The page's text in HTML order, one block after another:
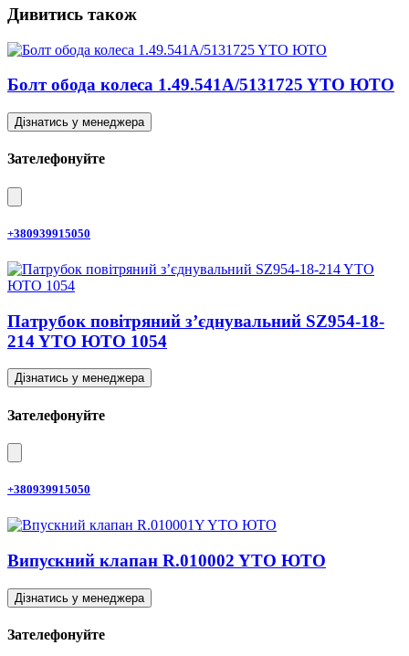
Дивитись також
Болт обода колеса 1.49.541A/5131725 YTO ЮТО
Дізнатись у менеджера
Зателефонуйте
+380939915050
Патрубок повітряний з’єднувальний SZ954-18-
214 YTO ЮТО 1054
Дізнатись у менеджера
Зателефонуйте
+380939915050
Випускний клапан R.010002 YTO ЮТО
Дізнатись у менеджера
Зателефонуйте